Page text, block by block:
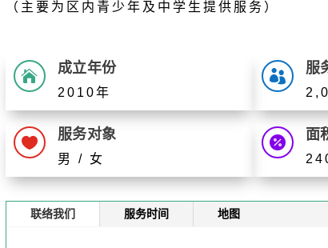
（主要为区内青少年及中学生提供服务）
 成立年份
2010年
 服务对象
男 / 女
 服
 面
联络我们 服务时间 地图